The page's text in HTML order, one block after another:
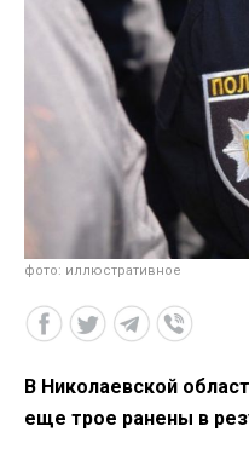
фото: иллюстративное
В Николаевской
еще трое ранены в